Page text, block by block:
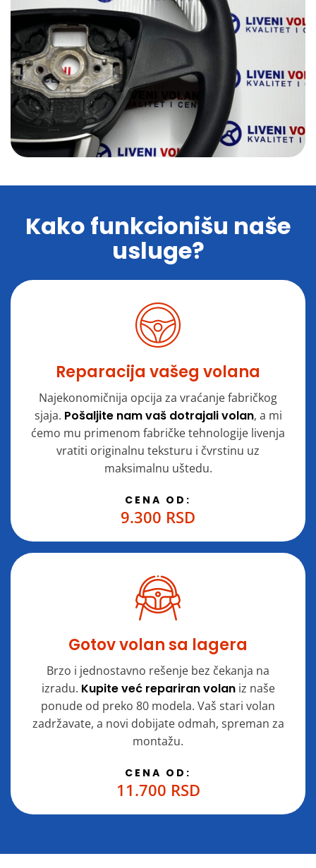
Kako funkcionišu naše
usluge?
Reparacija vašeg volana
Najekonomičnija opcija za vraćanje fabričkog
sjaja. Pošaljite nam vaš dotrajali volan, a mi
ćemo mu primenom fabričke tehnologije livenja
vratiti originalnu teksturu i čvrstinu uz
maksimalnu uštedu.
CENA OD:
9.300 RSD
Gotov volan sa lagera
Brzo i jednostavno rešenje bez čekanja na
izradu. Kupite već repariran volaniz naše
ponude od preko 80 modela. Vaš stari volan
zadržavate, a novi dobijate odmah, spreman za
montažu.
CENA OD:
11.700 RSD